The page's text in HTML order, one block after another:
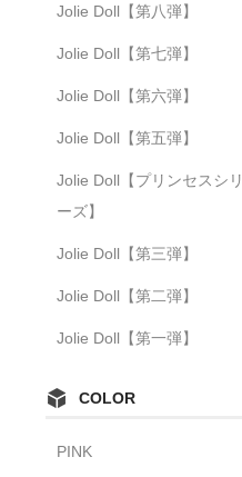
Jolie Doll【第八弾】
Jolie Doll【第七弾】
Jolie Doll【第六弾】
Jolie Doll【第五弾】
Jolie Doll【プリンセスシリ
ーズ】
Jolie Doll【第三弾】
Jolie Doll【第二弾】
Jolie Doll【第一弾】
COLOR
PINK